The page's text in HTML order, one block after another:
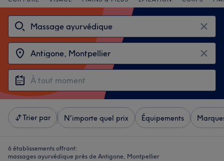
Trier par N'importe quel prix Équipements
6 établissements offrant:
massages ayurvédique près de Antigone, Montpellier